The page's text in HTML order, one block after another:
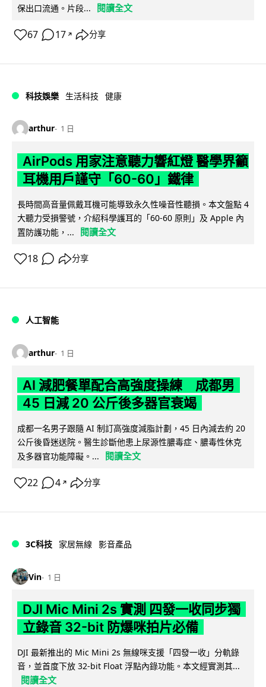
保出口流通。片段...
閱讀全文
67 17 ↗ 分享
科技娛樂 生活科技 健康
arthur 1 日
AirPods 用家注意聽力響紅燈 醫學界籲
耳機用戶謹守「60-60」鐵律
長時間高音量佩戴耳機可能導致永久性噪音性聽損。本文盤點 4
大聽力受損警號，介紹科學護耳的「60-60 原則」及 Apple 內
置防護功能，...
閱讀全文
18 分享
人工智能
arthur 1 日
AI 減肥餐單配合高強度操練 成都男
45 日減 20 公斤後多器官衰竭
成都一名男子跟隨 AI 制訂高強度減脂計劃，45 日內減去約 20
公斤後昏迷送院。醫生診斷他患上尿源性膿毒症、膿毒性休克
及多器官功能障礙。...
閱讀全文
22 4 ↗ 分享
3C科技 家居無線 影音產品
Vin 1 日
DJI Mic Mini 2s 實測 四發一收同步獨
立錄音 32-bit 防爆咪拍片必備
DJI 最新推出的 Mic Mini 2s 無線咪支援「四發一收」分軌錄
音，並首度下放 32-bit Float 浮點內錄功能。本文經實測其...
閱讀全文